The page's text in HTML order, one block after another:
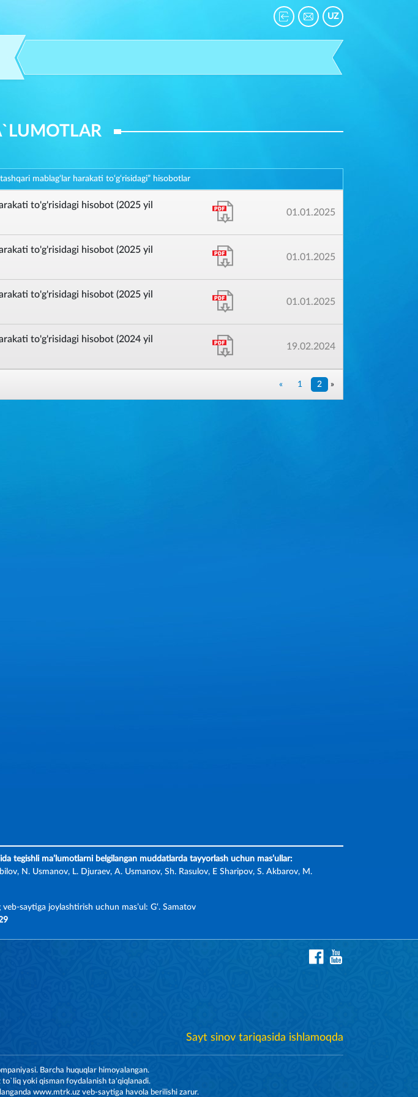
UZ
mablag‘lar harakati to‘g‘risidagi” hisobotlar
to'g'risidagi hisobot (2025 yil
01.01.2025
to'g'risidagi hisobot (2025 yil
01.01.2025
to'g'risidagi hisobot (2025 yil
01.01.2025
to'g'risidagi hisobot (2024 yil
19.02.2024
« 1 2 »
tegishli ma’lumotlarni belgilangan muddatlarda tayyorlash uchun mas’ullar:
N. Usmanov, L. Djuraev, A. Usmanov, Sh. Rasulov, E Sharipov, S. Akbarov, M.
saytiga joylashtirish uchun mas’ul: G‘. Samatov
Sayt sinov tariqasida ishlamoqda
Barcha huquqlar himoyalangan.
yoki qisman foydalanish ta'qiqlanadi.
www.mtrk.uz veb-saytiga havola berilishi zarur.